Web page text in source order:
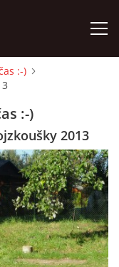
:-)
:-)
2013